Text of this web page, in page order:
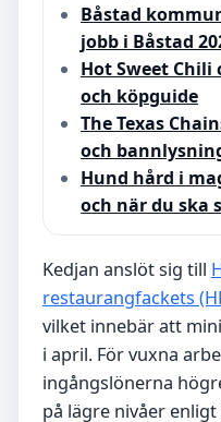
Båstad
jobb i Båstad
Hot Sweet Chili
och köpguide
The Texas
och
Hund hård i
och när du ska
Kedjan anslöt sig till
restaurangfackets
vilket innebär att
i april. För vuxna
ingångslönerna
på lägre nivåer